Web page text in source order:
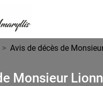
Avis de décès de
Monsieur